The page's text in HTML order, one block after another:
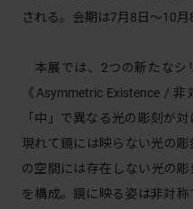
される。会期は7月8日〜10月
本展では、2つの新たなシ
《Asymmetric Existence /
「中」で異なる光の彫刻が
現れて鏡には映らない光の
の空間には存在しない光の
を構成。鏡に映る姿は非対